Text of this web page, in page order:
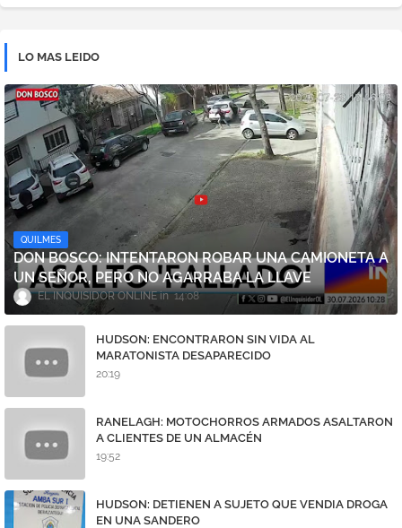
LO MAS LEIDO
QUILMES
DON BOSCO: INTENTARON ROBAR UNA CAMIONETA A
UN SEÑOR, PERO NO AGARRABA LA LLAVE
EL INQUISIDOR ONLINE 14:08
HUDSON: ENCONTRARON SIN VIDA AL
MARATONISTA DESAPARECIDO
20:19
RANELAGH: MOTOCHORROS ARMADOS ASALTARON
A CLIENTES DE UN ALMACÉN
19:52
HUDSON: DETIENEN A SUJETO QUE VENDIA DROGA
EN UNA SANDERO